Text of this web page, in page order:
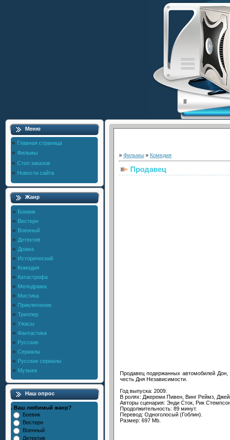
Меню
Главная страница
Фильмы
Стол заказов
Новости сайта
Жанр
Боевик
Вестерн
Военный
Детектив
Драма
Исторический
Комедия
Катастрофа
Мелодрама
Мистика
Приключение
Триллер
Ужасы
Фантастика
Русские
Сериалы
Русские сериалы
Музыка
Наш опрос
. Ваш любимый жанр?
Боевик
Вестерн
Военный
Детектив
» Фильмы » Комедия
Продавец
Продавец подержанных автомобилей Дон,
честь Дня Независимости.
Год выпуска: 2009.
В ролях: Джереми Пивен, Винг Реймз,
Авторы сценария: Энди Сток, Рик
Продолжительность: 89 минут.
Перевод: Одноголосый (Гоблин).
Размер: 697 Mb.